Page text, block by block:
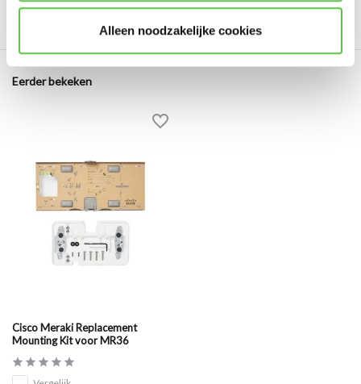
Alleen noodzakelijke cookies
Schrijf je eigen review
Eerder bekeken
Cisco Meraki Replacement
Mounting Kit voor MR36